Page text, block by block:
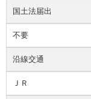
国土法届出
不要
沿線交通
ＪＲ